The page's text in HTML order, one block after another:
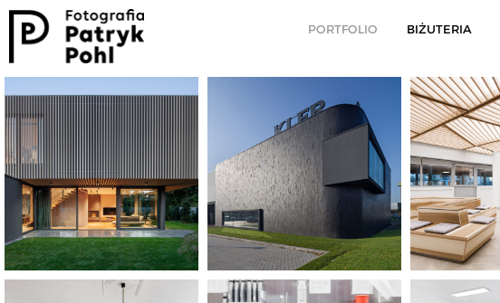
PORTFOLIO BIŻUTERIA